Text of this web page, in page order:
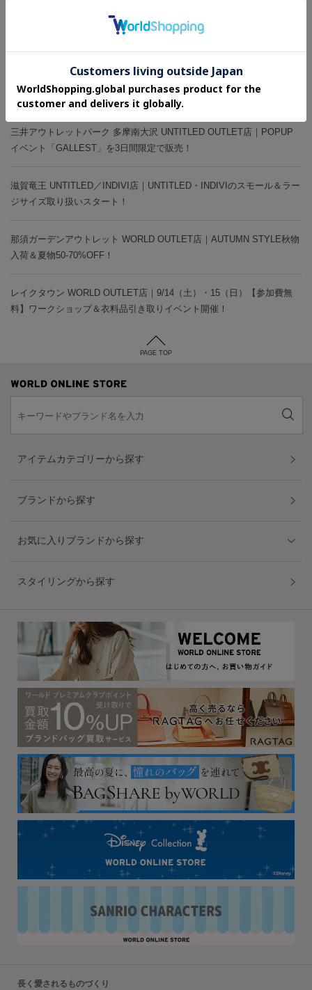
酒々井プレミアム・アウトレット INDIVI OUTLET店｜9/23（月・祝）
三井アウトレットパーク ジャズドリーム長島 WORLD OUTLET店｜秋
物続々入荷！AUTUMN STYLE～秋を楽しむ自分だけのスタイル～
三井アウトレットパーク 多摩南大沢 UNTITLED OUTLET店｜POPUP
イベント「GALLEST」を3日間限定で販売！
滋賀竜王 UNTITLED／INDIVI店｜UNTITLED・INDIVIのスモール＆ラー
ジサイズ取り扱いスタート！
那須ガーデンアウトレット WORLD OUTLET店｜AUTUMN STYLE秋物
入荷＆夏物50-70%OFF！
レイクタウン WORLD OUTLET店｜9/14（土）・15（日）【参加費無
料】ワークショップ＆衣料品引き取りイベント開催！
PAGE TOP
アイテムカテゴリーから探す
ブランドから探す
お気に入りブランドから探す
スタイリングから探す
長く愛されるものづくり